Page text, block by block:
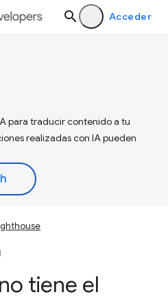
Acceder
para traducir contenido a tu
realizadas con IA pueden
tiene el